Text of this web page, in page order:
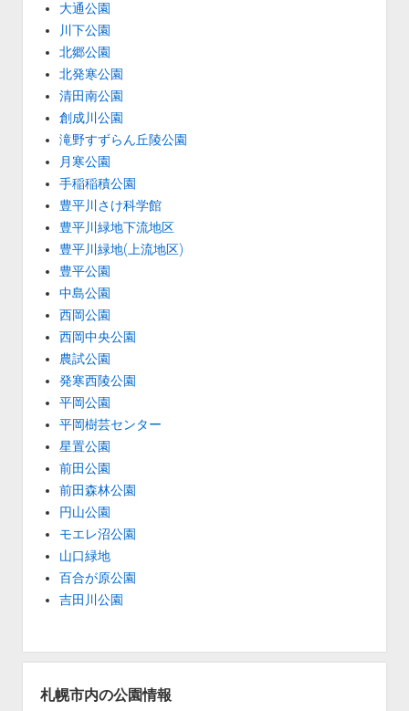
大通公園
川下公園
北郷公園
北発寒公園
清田南公園
創成川公園
滝野すずらん丘陵公園
月寒公園
手稲稲積公園
豊平川さけ科学館
豊平川緑地下流地区
豊平川緑地(上流地区)
豊平公園
中島公園
西岡公園
西岡中央公園
農試公園
発寒西陵公園
平岡公園
平岡樹芸センター
星置公園
前田公園
前田森林公園
円山公園
モエレ沼公園
山口緑地
百合が原公園
吉田川公園
札幌市内の公園情報